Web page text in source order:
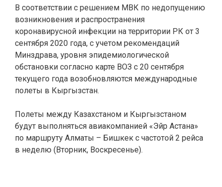
В соответствии с решением МВК по недопущению
возникновения и распространения
коронавирусной инфекции на территории РК от 3
сентября 2020 года, с учетом рекомендаций
Минздрава, уровня эпидемиологической
обстановки согласно карте ВОЗ с 20 сентября
текущего года возобновляются международные
полеты в Кыргызстан.
Полеты между Казахстаном и Кыргызстаном
будут выполняться авиакомпанией «Эйр Астана»
по маршруту Алматы – Бишкек с частотой 2 рейса
в неделю (Вторник, Воскресенье).